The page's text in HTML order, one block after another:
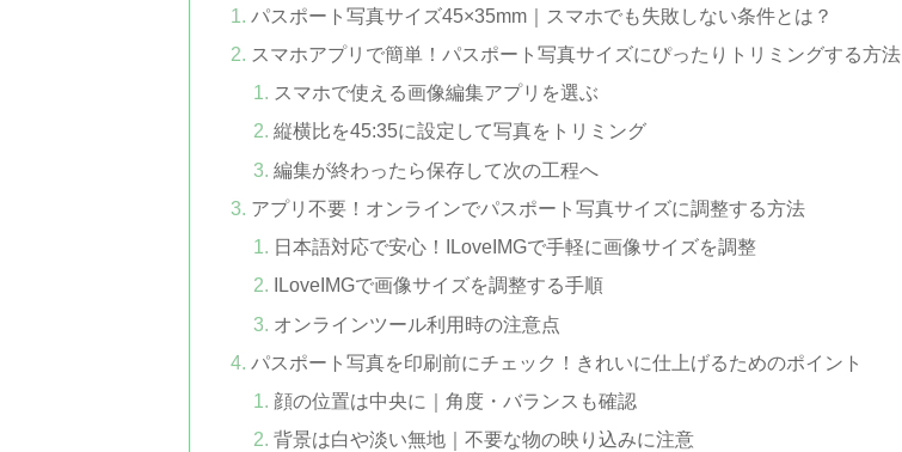
パスポート写真サイズ45×35mm｜スマホでも失敗しない条件とは？
スマホアプリで簡単！パスポート写真サイズにぴったりトリミングする方法
スマホで使える画像編集アプリを選ぶ
縦横比を45:35に設定して写真をトリミング
編集が終わったら保存して次の工程へ
アプリ不要！オンラインでパスポート写真サイズに調整する方法
日本語対応で安心！ILoveIMGで手軽に画像サイズを調整
ILoveIMGで画像サイズを調整する手順
オンラインツール利用時の注意点
パスポート写真を印刷前にチェック！きれいに仕上げるためのポイント
顔の位置は中央に｜角度・バランスも確認
背景は白や淡い無地｜不要な物の映り込みに注意